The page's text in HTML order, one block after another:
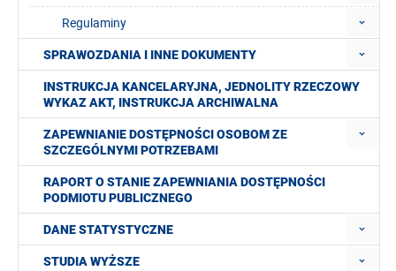
Regulaminy
SPRAWOZDANIA I INNE DOKUMENTY
INSTRUKCJA KANCELARYJNA, JEDNOLITY RZECZOWY
WYKAZ AKT, INSTRUKCJA ARCHIWALNA
ZAPEWNIANIE DOSTĘPNOŚCI OSOBOM ZE
SZCZEGÓLNYMI POTRZEBAMI
RAPORT O STANIE ZAPEWNIANIA DOSTĘPNOŚCI
PODMIOTU PUBLICZNEGO
DANE STATYSTYCZNE
STUDIA WYŻSZE